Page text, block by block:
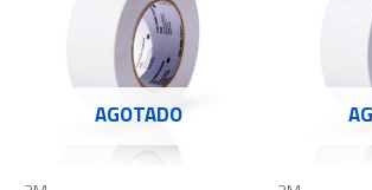
AGOTADO